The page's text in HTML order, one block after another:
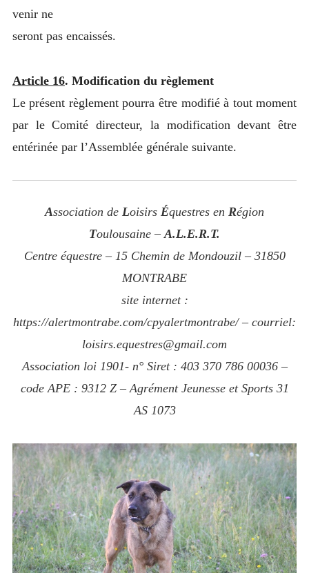
venir ne
seront pas encaissés.
Article 16. Modification du règlement
Le présent règlement pourra être modifié à tout moment
par le Comité directeur, la modification devant être
entérinée par l’Assemblée générale suivante.
Association de Loisirs Équestres en Région
Toulousaine – A.L.E.R.T.
Centre équestre – 15 Chemin de Mondouzil – 31850
MONTRABE
site internet :
https://alertmontrabe.com/cpyalertmontrabe/ – courriel:
loisirs.equestres@gmail.com
Association loi 1901- n° Siret : 403 370 786 00036 –
code APE : 9312 Z – Agrément Jeunesse et Sports 31
AS 1073